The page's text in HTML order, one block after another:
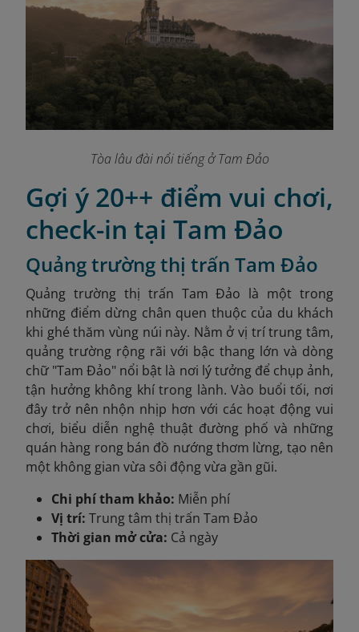
Tòa lâu đài nổi tiếng ở Tam Đảo
Gợi ý 20++ điểm vui chơi,
check-in tại Tam Đảo
Quảng trường thị trấn Tam Đảo
Quảng trường thị trấn Tam Đảo là một trong
những điểm dừng chân quen thuộc của du khách
khi ghé thăm vùng núi này. Nằm ở vị trí trung tâm,
quảng trường rộng rãi với bậc thang lớn và dòng
chữ "Tam Đảo" nổi bật là nơi lý tưởng để chụp ảnh,
tận hưởng không khí trong lành. Vào buổi tối, nơi
đây trở nên nhộn nhịp hơn với các hoạt động vui
chơi, biểu diễn nghệ thuật đường phố và những
quán hàng rong bán đồ nướng thơm lừng, tạo nên
một không gian vừa sôi động vừa gần gũi.
Chi phí tham khảo: Miễn phí
Vị trí: Trung tâm thị trấn Tam Đảo
Thời gian mở cửa: Cả ngày